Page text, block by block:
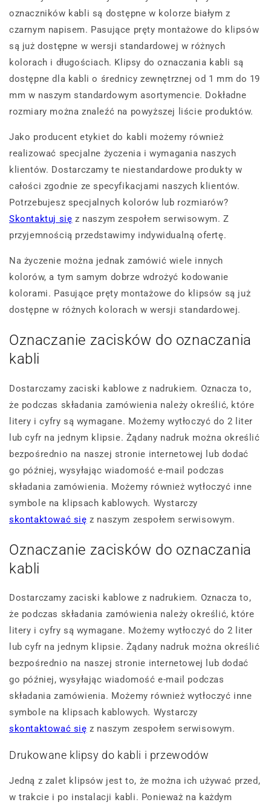
oznaczników kabli są dostępne w kolorze białym z
czarnym napisem. Pasujące pręty montażowe do klipsów
są już dostępne w wersji standardowej w różnych
kolorach i długościach. Klipsy do oznaczania kabli są
dostępne dla kabli o średnicy zewnętrznej od 1 mm do 19
mm w naszym standardowym asortymencie. Dokładne
rozmiary można znaleźć na powyższej liście produktów.
Jako producent etykiet do kabli możemy również
realizować specjalne życzenia i wymagania naszych
klientów. Dostarczamy te niestandardowe produkty w
całości zgodnie ze specyfikacjami naszych klientów.
Potrzebujesz specjalnych kolorów lub rozmiarów?
Skontaktuj się z naszym zespołem serwisowym. Z
przyjemnością przedstawimy indywidualną ofertę.
Na życzenie można jednak zamówić wiele innych
kolorów, a tym samym dobrze wdrożyć kodowanie
kolorami. Pasujące pręty montażowe do klipsów są już
dostępne w różnych kolorach w wersji standardowej.
Oznaczanie zacisków do oznaczania
kabli
Dostarczamy zaciski kablowe z nadrukiem. Oznacza to,
że podczas składania zamówienia należy określić, które
litery i cyfry są wymagane. Możemy wytłoczyć do 2 liter
lub cyfr na jednym klipsie. Żądany nadruk można określić
bezpośrednio na naszej stronie internetowej lub dodać
go później, wysyłając wiadomość e-mail podczas
składania zamówienia. Możemy również wytłoczyć inne
symbole na klipsach kablowych. Wystarczy
skontaktować się z naszym zespołem serwisowym.
Oznaczanie zacisków do oznaczania
kabli
Dostarczamy zaciski kablowe z nadrukiem. Oznacza to,
że podczas składania zamówienia należy określić, które
litery i cyfry są wymagane. Możemy wytłoczyć do 2 liter
lub cyfr na jednym klipsie. Żądany nadruk można określić
bezpośrednio na naszej stronie internetowej lub dodać
go później, wysyłając wiadomość e-mail podczas
składania zamówienia. Możemy również wytłoczyć inne
symbole na klipsach kablowych. Wystarczy
skontaktować się z naszym zespołem serwisowym.
Drukowane klipsy do kabli i przewodów
Jedną z zalet klipsów jest to, że można ich używać przed,
w trakcie i po instalacji kabli. Ponieważ na każdym